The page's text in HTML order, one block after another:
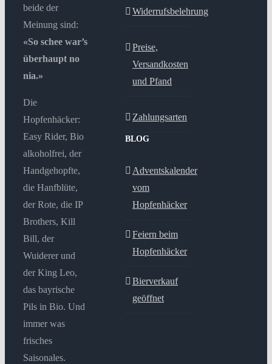
beide der
Meinung sind:
«So schee war’s
überhaupt no
nia.»
Die
Hopfenhäcker:
Easy Rider, Bio
alkoholfrei, der
Handgehopfte,
die Hanfblüte,
der Rote, die IP
Brothers, Kill
Bill, der
Wuiderer und
der King Leo,
das bayrische
Pils in Bio. Und
immer was
frisches
Saisonales.
Widerrufsbelehrung
Preise,
Versandkosten
und Pfand
Zahlungsarten
BLOG
Adventskalender
vom
Hopfenhäcker
Feiern beim
Hopfenhäcker
Bierverkauf
geöffnet